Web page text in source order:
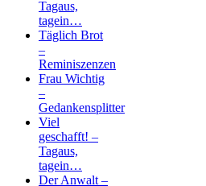
Tagaus,
tagein…
Täglich Brot
–
Reminiszenzen
Frau Wichtig
–
Gedankensplitter
Viel
geschafft! –
Tagaus,
tagein…
Der Anwalt –